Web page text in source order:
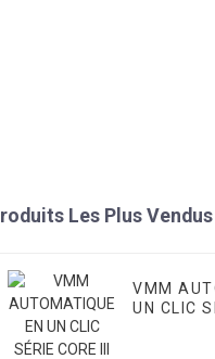
Les Plus Vendus
VMM
UN CLIC